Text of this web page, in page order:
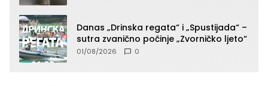
Danas „Drinska regata“ i „Spustijada“ –
sutra zvanično počinje „Zvorničko ljeto“
01/08/2026 0